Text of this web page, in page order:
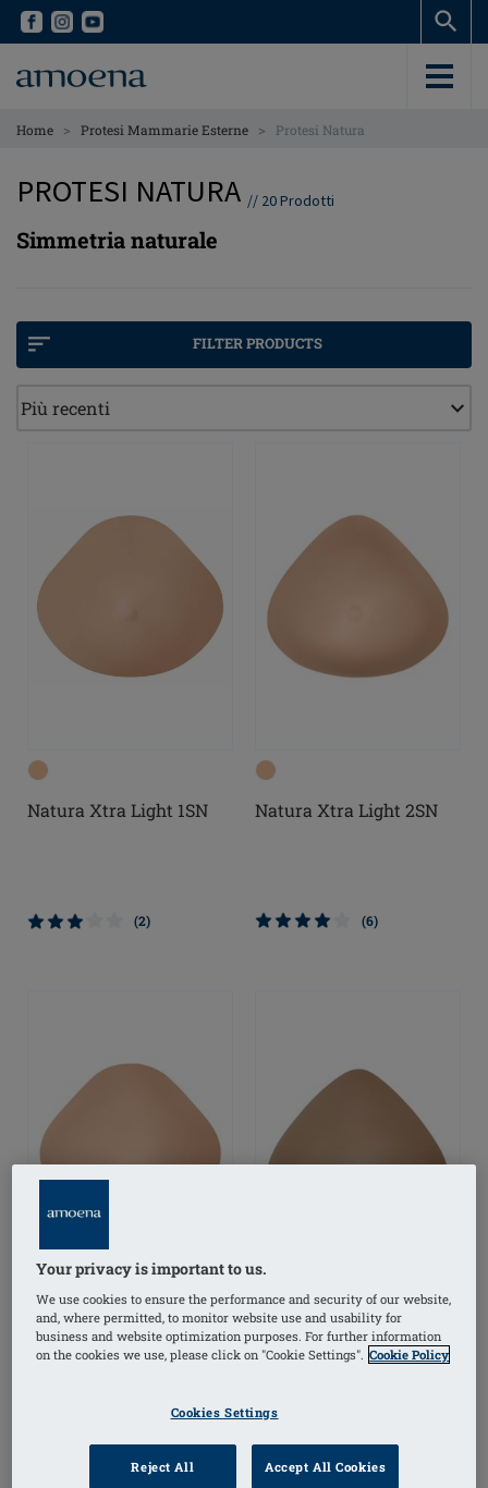
Skip
content
Skip
content
Home > Protesi Mammarie Esterne > Protesi Natura
PROTESI NATURA // 20Prodotti
Simmetria naturale
FILTER PRODUCTS
Natura Xtra Light 1SN
(2)
Natura Xtra Light 2SN
(6)
Natura Light 1SN Natura Light 2S
Your privacy is important to us.
We use cookies to ensure the performance and security of our website,
and, where permitted, to monitor website use and usability for
business and website optimization purposes. For further information
on the cookies we use, please click on "Cookie Settings". Cookie Policy
Cookies Settings
Reject All Accept All Cookies